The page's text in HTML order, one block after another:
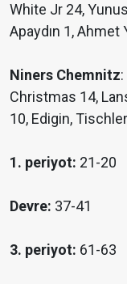
White Jr 24,
Apaydın 1, Ahmet
Niners Chemnitz
Christmas 14,
10, Edigin,
1. periyot: 21-20
Devre: 37-41
3. periyot: 61-63